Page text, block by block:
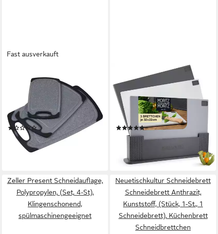
Fast ausverkauft
Schneidebrett mit Saftrille
und Antirutsch, Kunststoff,
(Set, 3-St), 3 verschiedene
Größen
(1)
18,77 € UVP29,99 €
MORITZ & MORITZ
Schneidebrett 3tlg
Kunststoffbrett im Ständer,
Kunststoff, (3er Set),
Spülmaschinengeeignet und
hygienisch(4)
32,99 € UVP39,99 €
lieferbar - in 3-4 Werktagen bei dir
Zeller Present Schneidauflage,
Polypropylen, (Set, 4-St),
Klingenschonend,
spülmaschinengeeignet
Neuetischkultur Schneidebrett
Schneidebrett Anthrazit,
Kunststoff, (Stück, 1-St., 1
Schneidebrett), Küchenbrett
Schneidbrettchen